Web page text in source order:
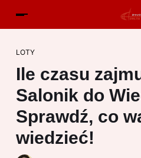
LOTY
Ile czasu
Salonik do
Sprawdź, co
wiedzieć!